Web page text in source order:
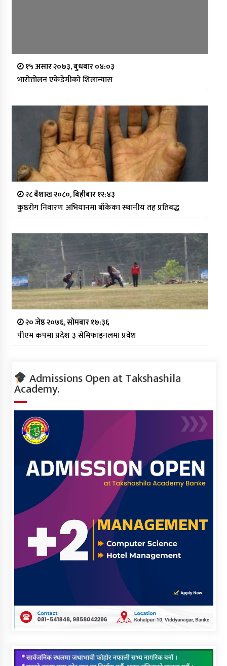
१५ असार २०७३, बुधबार ०४:०३
भारोत्तोलन एकेडेमीको शिलान्यास
२८ बैशाख २०८०, बिहीबार १२:४३
कुष्ठरोग निवारण अभियानमा बाँकेका स्थानीय तह प्रतिबद्ध
२० जेष्ठ २०७६, सोमबार १७:३६
पीएम कपमा प्रदेश ३ सेमिफाइनलमा प्रवेश
Admissions Open at Takshashila
Academy.